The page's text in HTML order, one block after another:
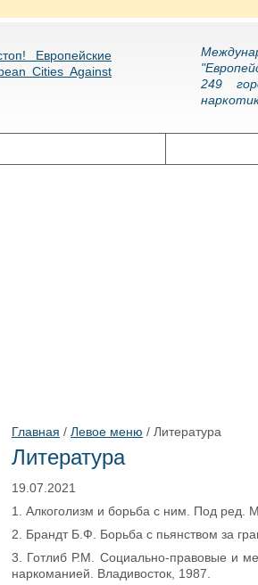
249
Главная / Левое меню / Литература
Литература
19.07.2021
1. Алкоголизм и борьба с ним. Под ред.
2. Брандт Б.Ф. Борьба с пьянством за
3. Готлиб Р.М. Социально-правовые и
наркоманией. Владивосток, 1987.